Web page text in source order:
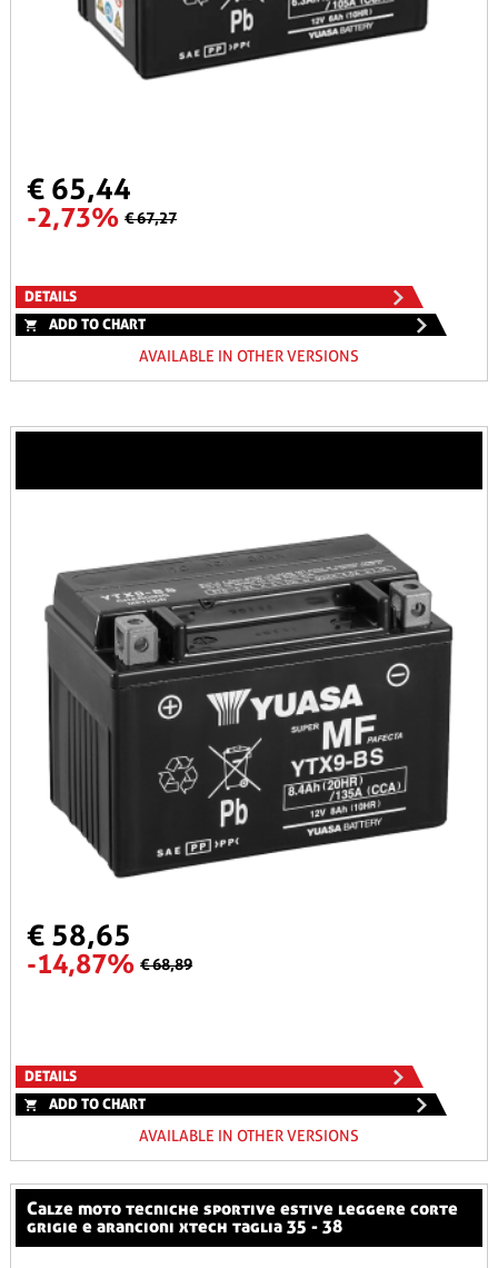
€ 65,44
-2,73% € 67,27
DETAILS
ADD TO CHART
AVAILABLE IN OTHER VERSIONS
€ 58,65
-14,87% € 68,89
DETAILS
ADD TO CHART
AVAILABLE IN OTHER VERSIONS
calze moto tecniche sportive estive leggere corte
grigie e arancioni xtech taglia 35 - 38